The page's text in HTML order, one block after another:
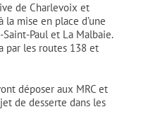
de Charlevoix et
mise en place d’une
Paul et La Malbaie.
par les routes 138 et
déposer aux MRC et
de desserte dans les